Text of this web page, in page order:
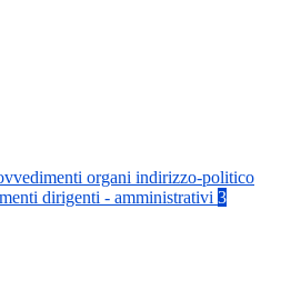
organi indirizzo-politico
dirigenti - amministrativi 3